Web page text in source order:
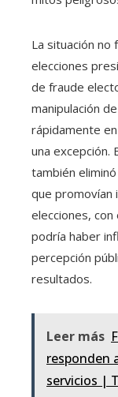
La situación no
elecciones
de fraude
manipulación
rápidamente
una excepción.
también
que promovían
elecciones,
podría haber
percepción
resultados.
Leer más
responden
servicios |